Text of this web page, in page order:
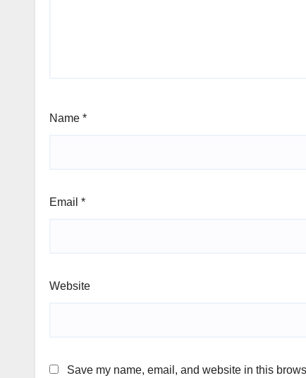
Name *
Email *
Website
Save my name, email, and website in this